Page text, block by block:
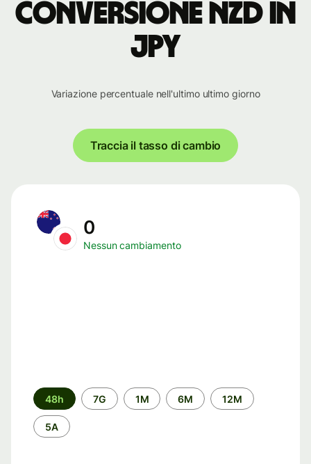
conversione NZD in
JPY
Variazione percentuale nell'ultimo ultimo giorno
Traccia il tasso di cambio
0
Nessun cambiamento
Periodo
di
tempo
48h 7G 1M 6M 12M
5A